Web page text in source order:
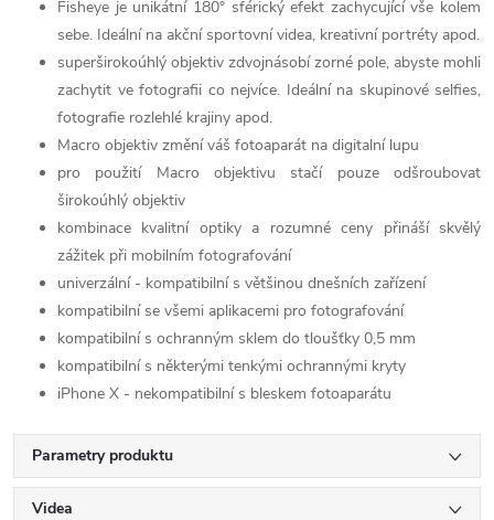
Fisheye je unikátní 180° sférický efekt zachycující vše kolem
sebe. Ideální na akční sportovní videa, kreativní portréty apod.
superširokoúhlý objektiv zdvojnásobí zorné pole, abyste mohli
zachytit ve fotografii co nejvíce. Ideální na skupinové selfies,
fotografie rozlehlé krajiny apod.
Macro objektiv změní váš fotoaparát na digitalní lupu
pro použití Macro objektivu stačí pouze odšroubovat
širokoúhlý objektiv
kombinace kvalitní optiky a rozumné ceny přináší skvělý
zážitek při mobilním fotografování
univerzální - kompatibilní s většinou dnešních zařízení
kompatibilní se všemi aplikacemi pro fotografování
kompatibilní s ochranným sklem do tloušťky 0,5 mm
kompatibilní s některými tenkými ochrannými kryty
iPhone X - nekompatibilní s bleskem fotoaparátu
Parametry produktu
Videa